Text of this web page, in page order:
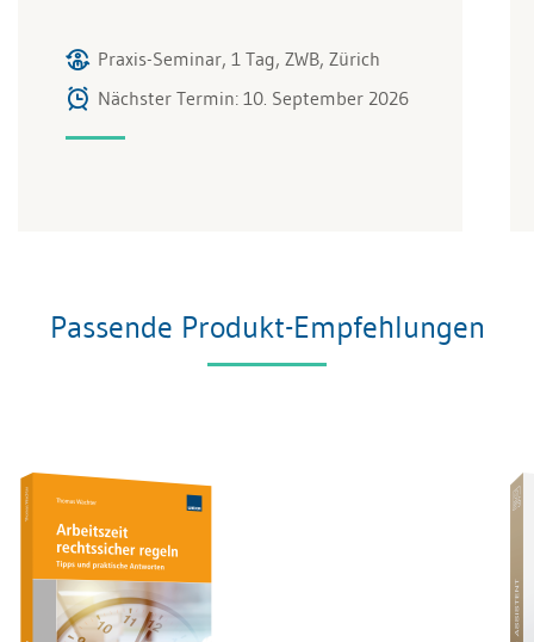
Praxis-Seminar, 1 Tag, ZWB, Zürich
Nächster Termin: 10. September 2026
Passende Produkt-Empfehlungen